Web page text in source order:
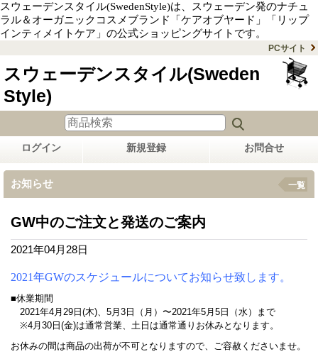
スウェーデンスタイル(SwedenStyle)は、スウェーデン発のナチュ
ラル＆オーガニックコスメブランド「ケアオブヤード」「リップ
インティメイトケア」の公式ショッピングサイトです。
PCサイト
スウェーデンスタイル(Sweden
Style)
ログイン 新規登録 お問合せ
お知らせ 一覧
GW中のご注文と発送のご案内
2021年04月28日
2021年GWのスケジュールについてお知らせ致します。
■休業期間
2021年4月29日(木)、5月3日（月）〜2021年5月5日（水）まで
※4月30日(金)は通常営業、土日は通常通りお休みとなります。
お休みの間は商品の出荷が不可となりますので、ご容赦くださいませ。